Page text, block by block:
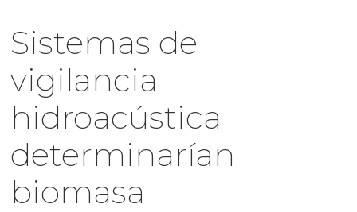
Sistemas de
vigilancia
hidroacústica
determinarían
biomasa